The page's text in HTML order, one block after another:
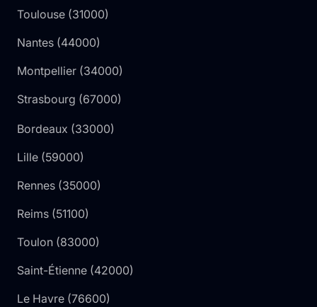
Toulouse (31000)
Nantes (44000)
Montpellier (34000)
Strasbourg (67000)
Bordeaux (33000)
Lille (59000)
Rennes (35000)
Reims (51100)
Toulon (83000)
Saint-Étienne (42000)
Le Havre (76600)